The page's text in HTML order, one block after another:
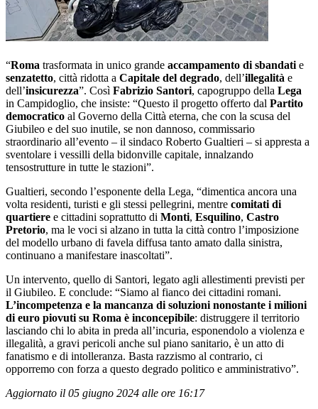
“Roma trasformata in unico grande accampamento di sbandati e
senzatetto, città ridotta a Capitale del degrado, dell’illegalità e
dell’insicurezza”. Così Fabrizio Santori, capogruppo della Lega
in Campidoglio, che insiste: “Questo il progetto offerto dal Partito
democratico al Governo della Città eterna, che con la scusa del
Giubileo e del suo inutile, se non dannoso, commissario
straordinario all’evento – il sindaco Roberto Gualtieri – si appresta a
sventolare i vessilli della bidonville capitale, innalzando
tensostrutture in tutte le stazioni”.
Gualtieri, secondo l’esponente della Lega, “dimentica ancora una
volta residenti, turisti e gli stessi pellegrini, mentre comitati di
quartiere e cittadini soprattutto di Monti, Esquilino, Castro
Pretorio, ma le voci si alzano in tutta la città contro l’imposizione
del modello urbano di favela diffusa tanto amato dalla sinistra,
continuano a manifestare inascoltati”.
Un intervento, quello di Santori, legato agli allestimenti previsti per
il Giubileo. E conclude: “Siamo al fianco dei cittadini romani.
L’incompetenza e la mancanza di soluzioni nonostante i milioni
di euro piovuti su Roma è inconcepibile: distruggere il territorio
lasciando chi lo abita in preda all’incuria, esponendolo a violenza e
illegalità, a gravi pericoli anche sul piano sanitario, è un atto di
fanatismo e di intolleranza. Basta razzismo al contrario, ci
opporremo con forza a questo degrado politico e amministrativo”.
Aggiornato il 05 giugno 2024 alle ore 16:17